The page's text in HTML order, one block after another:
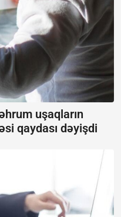
uşaqların
qaydası dəyişdi